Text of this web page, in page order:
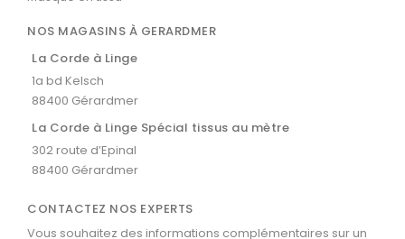
NOS MAGASINS À GERARDMER
La Corde à Linge
1a bd Kelsch
88400 Gérardmer
La Corde à Linge Spécial tissus au mètre
302 route d’Epinal
88400 Gérardmer
CONTACTEZ NOS EXPERTS
Vous souhaitez des informations complémentaires sur un